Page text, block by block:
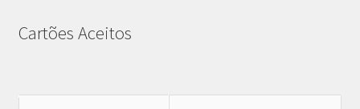
Cartões Aceitos